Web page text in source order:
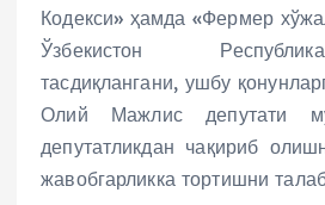
Кодекси» ҳамда «Фермер
Ўзбекистон
тасдиқлангани, ушбу
Олий Мажлис депутати
депутатликдан чақириб
жавобгарликка тортишни